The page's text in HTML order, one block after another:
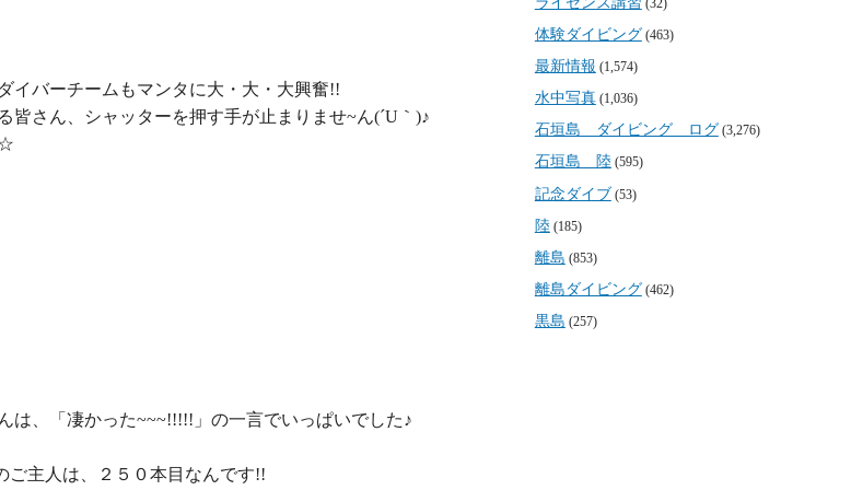
イバーチームもマンタに大・大・大興奮!!
皆さん、シャッターを押す手が止まりませ~ん(´U｀)♪
☆
は、「凄かった~~~!!!!!」の一言でいっぱいでした♪
ご主人は、２５０本目なんです!!
体験ダイビング(463)
最新情報 (1,574)
水中写真(1,036)
石垣島 ダイビング ログ (3,276)
石垣島 陸(595)
記念ダイブ (53)
陸(185)
離島 (853)
離島ダイビング (462)
黒島 (257)